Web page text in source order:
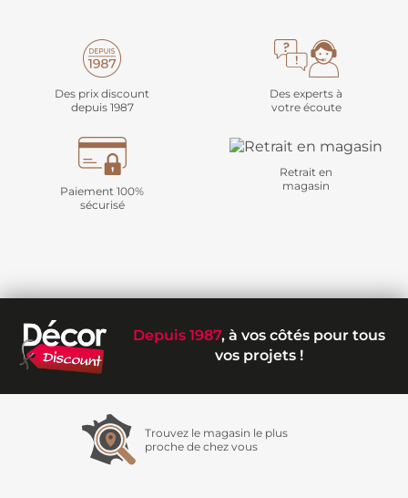
Des prix discount
depuis 1987
Des experts à
votre écoute
Paiement 100%
sécurisé
Retrait en
magasin
Depuis 1987, à vos côtés pour tous
vos projets !
Trouvez le magasin le plus
proche de chez vous